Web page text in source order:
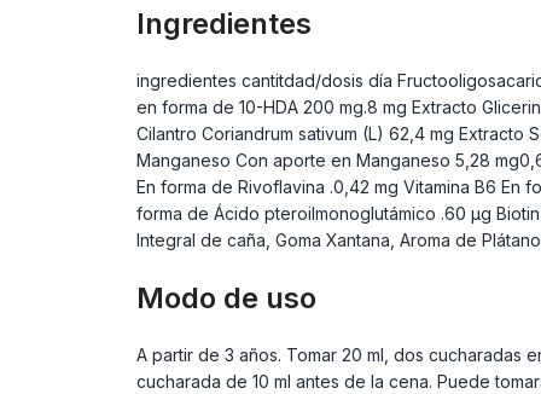
Ingredientes
ingredientes cantitdad/dosis día
en forma de 10-HDA 200 mg.8 mg Extracto
Cilantro Coriandrum sativum (L) 62,4 mg Extracto
Manganeso Con aporte en Manganeso 5,28
En forma de Rivoflavina .0,42 mg Vitamina B6 En
forma de Ácido pteroilmonoglutámico .60 µg
Integral de caña, Goma Xantana, Aroma de
Modo de uso
A partir de 3 años. Tomar 20 ml, dos cucharadas
cucharada de 10 ml antes de la cena. Puede